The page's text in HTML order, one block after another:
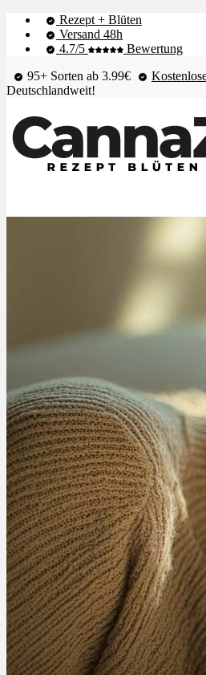
Rezept + Blüten
Versand 48h
4.7/5
Bewertung
95+ Sorten ab 3.99€
Deutschlandweit!
Ablauf
Therapien
Alle Krankheiten
Chronische Schmerzen
ADHS
Angststörungen
Chronische Migräne